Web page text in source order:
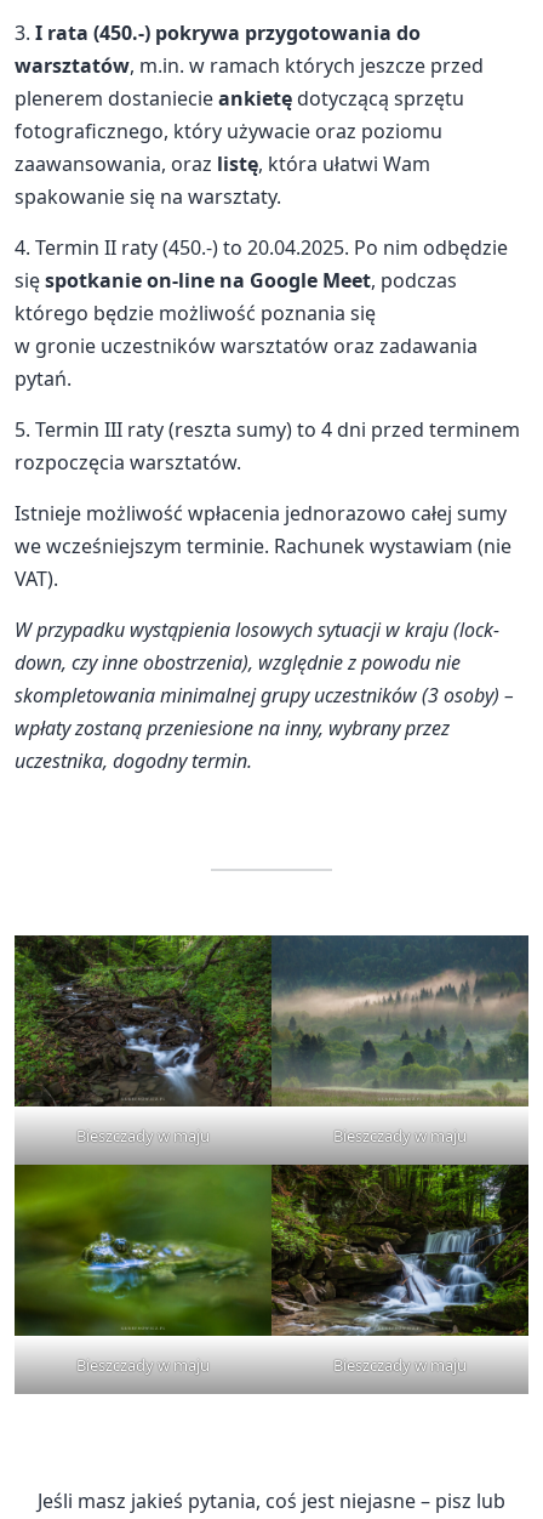
3. I rata (450.-) pokrywa przygotowania do
warsztatów, m.in. w ramach których jeszcze przed
plenerem dostaniecieankietędotyczącą sprzętu
fotograficznego, który używacie oraz poziomu
zaawansowania, oraz listę, która ułatwi Wam
spakowanie się na warsztaty.
4. Termin II raty (450.-) to 20.04.2025. Po nim odbędzie
sięspotkanie on-line na Google Meet, podczas
którego będzie możliwość poznania się
w gronie uczestników warsztatów oraz zadawania
pytań.
5. Termin III raty (reszta sumy) to 4 dni przed terminem
rozpoczęcia warsztatów.
Istnieje możliwość wpłacenia jednorazowo całej sumy
we wcześniejszym terminie. Rachunek wystawiam (nie
VAT).
W przypadku wystąpienia losowych sytuacji w kraju (lock-
down, czy inne obostrzenia), względnie z powodu nie
skompletowania minimalnej grupy uczestników (3 osoby) –
wpłaty zostaną przeniesione na inny, wybrany przez
uczestnika, dogodny termin.
Bieszczady w maju Bieszczady w maju
Bieszczady w maju Bieszczady w maju
Jeśli masz jakieś pytania, coś jest niejasne – pisz lub